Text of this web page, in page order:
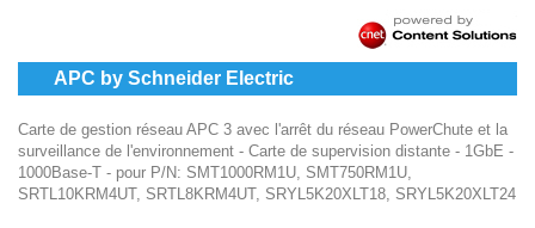
APC by Schneider Electric
Carte de gestion réseau APC 3 avec l'arrêt du réseau PowerChute et la
surveillance de l'environnement - Carte de supervision distante - 1GbE -
1000Base-T - pour P/N: SMT1000RM1U, SMT750RM1U,
SRTL10KRM4UT, SRTL8KRM4UT, SRYL5K20XLT18, SRYL5K20XLT24